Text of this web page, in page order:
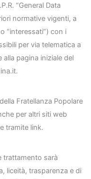
“General Data
normative vigenti, a
“interessati”) con i
per via telematica a
alla pagina iniziale del
Fratellanza Popolare
per altri siti web
tramite link.
trattamento sarà
liceità, trasparenza e di